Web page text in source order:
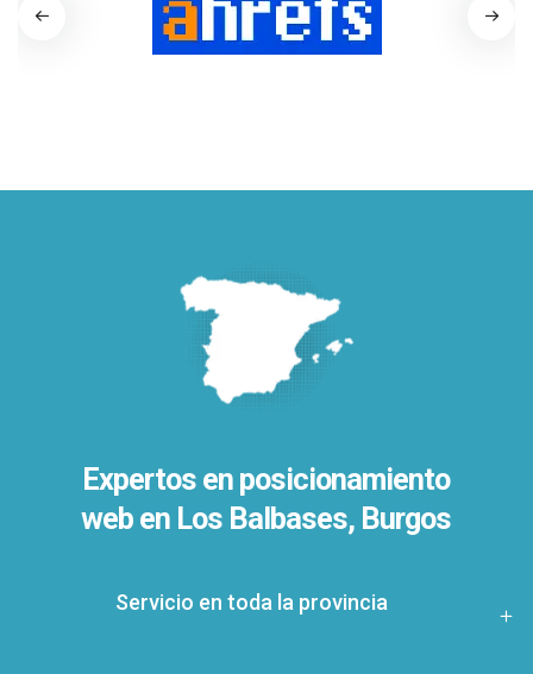
Expertos en posicionamiento
web en Los Balbases, Burgos
Servicio en toda la provincia